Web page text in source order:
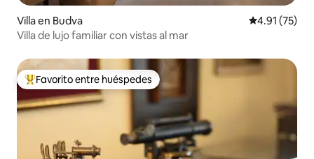
Villa en Budva Calificación
4.91 (75)
Villa de lujo familiar con vistas al mar
Favorito entre huéspedes preferido
Favorito entre huéspedes